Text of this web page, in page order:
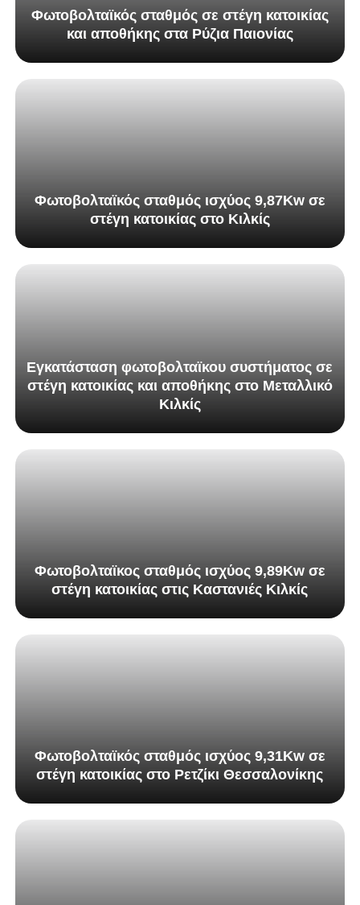
Φωτοβολταϊκός σταθμός σε στέγη κατοικίας
και αποθήκης στα Ρύζια Παιονίας
Φωτοβολταϊκός σταθμός ισχύος 9,87Kw σε
στέγη κατοικίας στο Κιλκίς
Εγκατάσταση φωτοβολταϊκου συστήματος σε
στέγη κατοικίας και αποθήκης στο Μεταλλικό
Κιλκίς
Φωτοβολταϊκος σταθμός ισχύος 9,89Κw σε
στέγη κατοικίας στις Καστανιές Κιλκίς
Φωτοβολταϊκός σταθμός ισχύος 9,31Kw σε
στέγη κατοικίας στο Ρετζίκι Θεσσαλονίκης